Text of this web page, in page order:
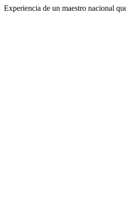
Experiencia de un maestro nacional